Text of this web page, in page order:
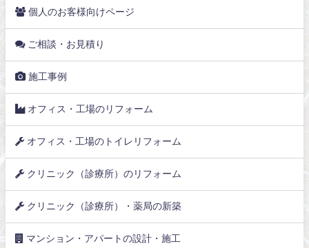
個人のお客様向けページ
ご相談・お見積り
施工事例
オフィス・工場のリフォーム
オフィス・工場のトイレリフォーム
クリニック（診療所）のリフォーム
クリニック（診療所）・薬局の新築
マンション・アパートの設計・施工